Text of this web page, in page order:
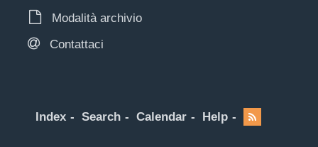
Modalità archivio
Contattaci
Index Search Calendar Help